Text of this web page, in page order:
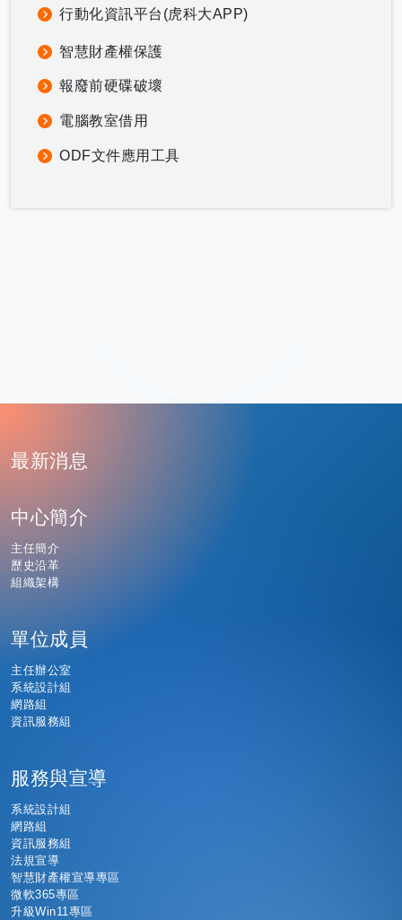
行動化資訊平台(虎科大APP)
智慧財產權保護
報廢前硬碟破壞
電腦教室借用
ODF文件應用工具
最新消息
中心簡介
主任簡介
歷史沿革
組織架構
單位成員
主任辦公室
系統設計組
網路組
資訊服務組
服務與宣導
系統設計組
網路組
資訊服務組
法規宣導
智慧財產權宣導專區
微軟365專區
升級Win11專區